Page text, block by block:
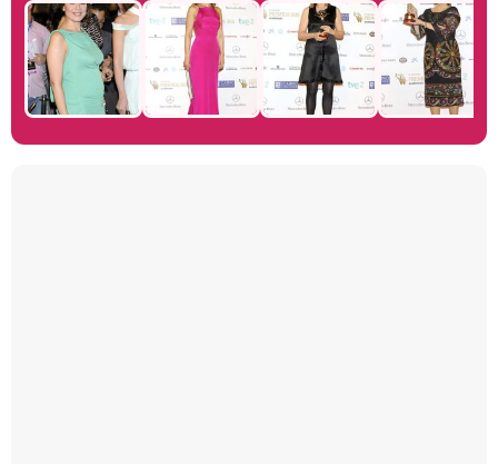
Manu Baqueiro: "Tuve como referente a Bruce Willis en 'Luz de Luna' para mi trabajo en la serie 'Perdiendo el juicio'"